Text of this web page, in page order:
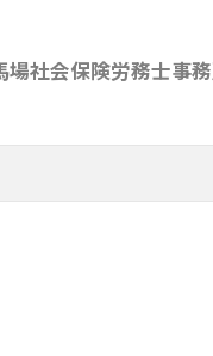
場社会保険労務士事